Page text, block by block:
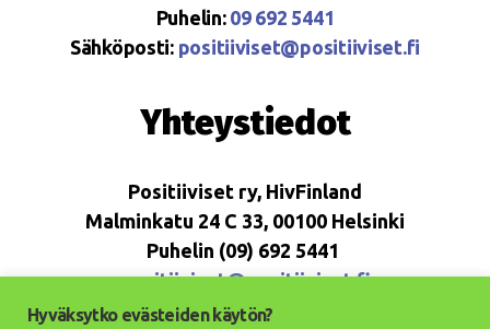
Puhelin: 09 692 5441
Sähköposti: positiiviset@positiiviset.fi
Yhteystiedot
Positiiviset ry, HivFinland
Malminkatu 24 C 33, 00100 Helsinki
Puhelin (09) 692 5441
positiiviset@positiiviset.fi
Hyväksytko evästeiden käytön?